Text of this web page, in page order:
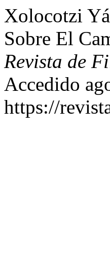
Xolocotzi
Sobre El
Revista de
Accedido
https://